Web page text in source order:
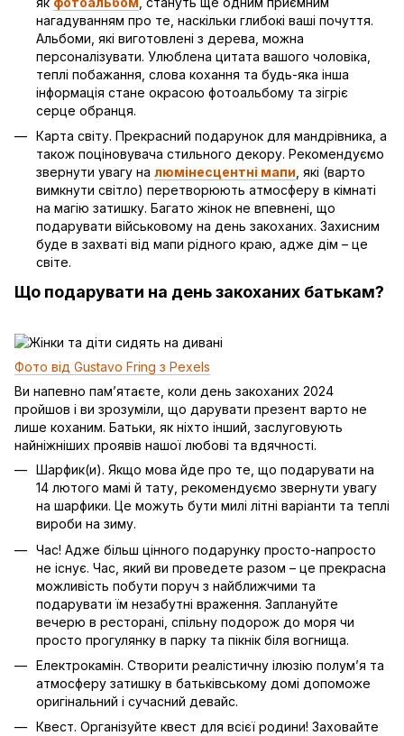
нагадуванням про те, наскільки глибокі ваші почуття.
Альбоми, які виготовлені з дерева, можна
персоналізувати. Улюблена цитата вашого чоловіка,
теплі побажання, слова кохання та будь-яка інша
інформація стане окрасою фотоальбому та зігріє
серце обранця.
Карта світу. Прекрасний подарунок для мандрівника, а
також поціновувача стильного декору. Рекомендуємо
звернути увагу на люмінесцентні мапи, які (варто
вимкнути світло) перетворюють атмосферу в кімнаті
на магію затишку. Багато жінок не впевнені, що
подарувати військовому на день закоханих. Захисним
буде в захваті від мапи рідного краю, адже дім – це
світе.
Що подарувати на день закоханих батькам?
Фото від Gustavo Fring з Pexels
Ви напевно пам’ятаєте, коли день закоханих 2024
пройшов і ви зрозуміли, що дарувати презент варто не
лише коханим. Батьки, як ніхто інший, заслуговують
найніжніших проявів нашої любові та вдячності.
Шарфик(и). Якщо мова йде про те, що подарувати на
14 лютого мамі й тату, рекомендуємо звернути увагу
на шарфики. Це можуть бути милі літні варіанти та теплі
вироби на зиму.
Час! Адже більш цінного подарунку просто-напросто
не існує. Час, який ви проведете разом – це прекрасна
можливість побути поруч з найближчими та
подарувати їм незабутні враження. Заплануйте
вечерю в ресторані, спільну подорож до моря чи
просто прогулянку в парку та пікнік біля вогнища.
Електрокамін. Створити реалістичну ілюзію полум’я та
атмосферу затишку в батьківському домі допоможе
оригінальний і сучасний девайс.
Квест. Організуйте квест для всієї родини! Заховайте